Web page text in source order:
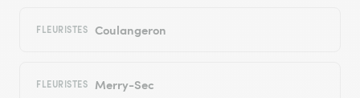
FLEURISTES Coulangeron
FLEURISTES Merry-Sec